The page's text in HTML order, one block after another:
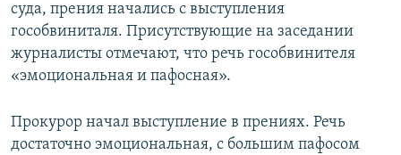
суда, прения начались с выступления
гособвиниталя. Присутствующие на заседании
журналисты отмечают, что речь гособвинителя
«эмоциональная и пафосная».
Прокурор начал выступление в прениях. Речь
достаточно эмоциональная, с большим пафосом